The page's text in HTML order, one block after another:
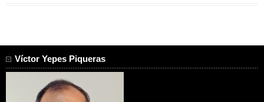
Víctor Yepes Piqueras